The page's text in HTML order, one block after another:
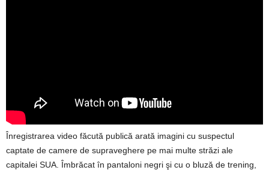
Înregistrarea video făcută publică arată imagini cu suspectul
captate de camere de supraveghere pe mai multe străzi ale
capitalei SUA. Îmbrăcat în pantaloni negri şi cu o bluză de trening,